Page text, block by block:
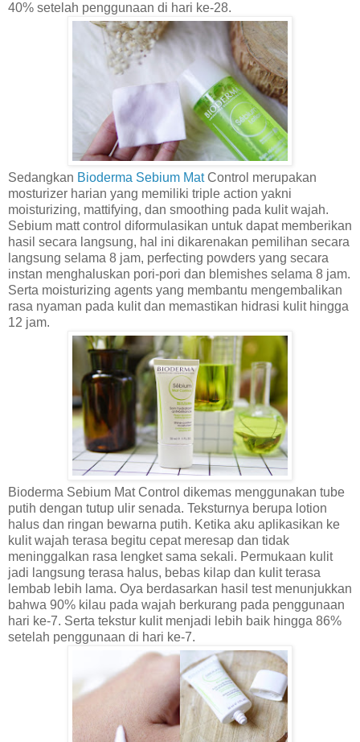
40% setelah penggunaan di hari ke-28.
Sedangkan Bioderma Sebium MatControl merupakan
mosturizer harian yang memiliki triple action yakni
moisturizing, mattifying, dan smoothing pada kulit wajah.
Sebium matt control diformulasikan untuk dapat memberikan
hasil secara langsung, hal ini dikarenakan pemilihan secara
langsung selama 8 jam, perfecting powders yang secara
instan menghaluskan pori-pori dan blemishes selama 8 jam.
Serta moisturizing agents yang membantu mengembalikan
rasa nyaman pada kulit dan memastikan hidrasi kulit hingga
12 jam.
Bioderma Sebium Mat Control dikemas menggunakan tube
putih dengan tutup ulir senada. Teksturnya berupa lotion
halus dan ringan bewarna putih. Ketika aku aplikasikan ke
kulit wajah terasa begitu cepat meresap dan tidak
meninggalkan rasa lengket sama sekali. Permukaan kulit
jadi langsung terasa halus, bebas kilap dan kulit terasa
lembab lebih lama. Oya berdasarkan hasil test menunjukkan
bahwa 90% kilau pada wajah berkurang pada penggunaan
hari ke-7. Serta tekstur kulit menjadi lebih baik hingga 86%
setelah penggunaan di hari ke-7.